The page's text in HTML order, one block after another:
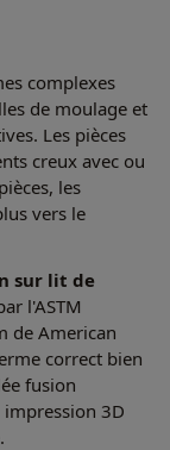
complexes
de moulage et
Les pièces
creux avec ou
les
vers le
sur lit de
l'ASTM
de American
correct bien
fusion
3D